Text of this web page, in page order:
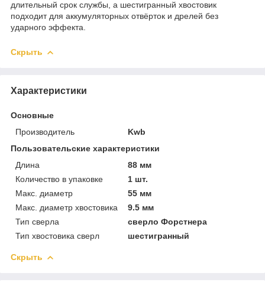
длительный срок службы, а шестигранный хвостовик
подходит для аккумуляторных отвёрток и дрелей без
ударного эффекта.
Скрыть
Характеристики
Основные
Производитель
Kwb
Пользовательские характеристики
Длина
88 мм
Количество в упаковке
1 шт.
Макс. диаметр
55 мм
Макс. диаметр хвостовика
9.5 мм
Тип сверла
сверло Форстнера
Тип хвостовика сверл
шестигранный
Скрыть